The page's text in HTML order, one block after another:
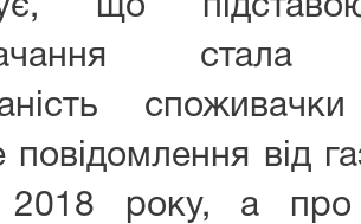
що
повідомлення від
2018 року, а про